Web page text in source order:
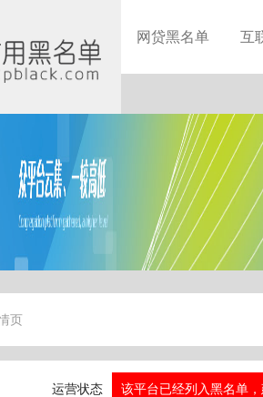
网贷黑名单 互
页
运营状态 该平台已经列入黑名单